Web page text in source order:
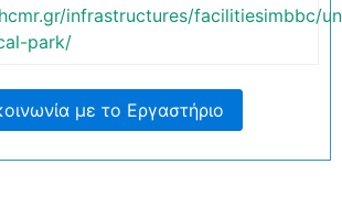
infrastructures/facilitiesimbbc/
park/
με το Εργαστήριο